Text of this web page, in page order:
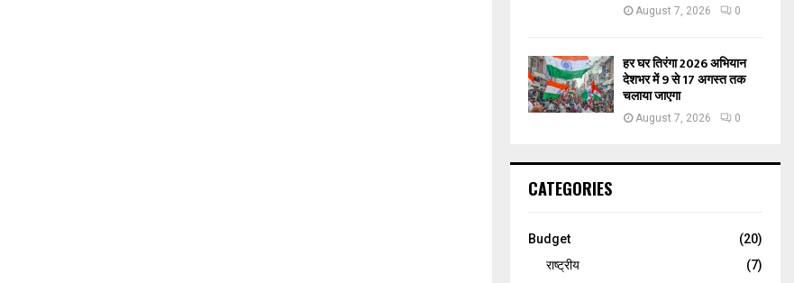
August 7, 2026 0
हर घर तिरंगा 2026 अभियान
देशभर में 9 से 17 अगस्त तक
चलाया जाएगा
August 7, 2026 0
CATEGORIES
Budget
(20)
राष्ट्रीय
(7)